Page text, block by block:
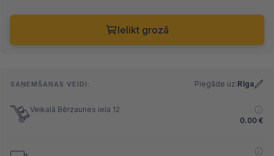
Ielikt grozā
SAŅEMŠANAS VEIDI: Piegāde uz:Rīga
Veikalā Bērzaunes iela 12
0.00 €